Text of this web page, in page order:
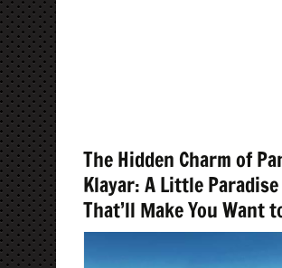
The Hidden Charm of
Klayar: A Little
That’ll Make You Want